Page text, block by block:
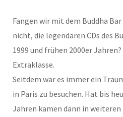
Fangen wir mit dem Buddha
nicht, die legendären CDs des
1999 und frühen 2000er
Extraklasse.
Seitdem war es immer ein
in Paris zu besuchen. Hat bis
Jahren kamen dann in